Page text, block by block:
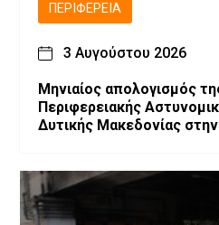
ΠΕΡΙΦΈΡΕΙΑ
3 Αυγούστου 2026
Μηνιαίος απολογισμός
Περιφερειακής
Δυτικής Μακεδονίας